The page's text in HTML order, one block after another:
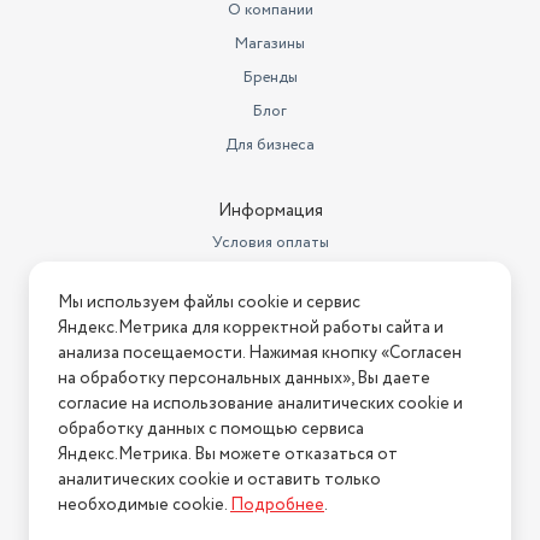
0.468
Высота товара в упаковке, в
0.422
Объем товара в упаковке, в
91.243
Управление
механическое, электронное
Длина сетевого шнура
1.1 м
Цвет товара
черный
Длина
43.6 см
Высота
37 см
О компании
Магазины
Бренды
Блог
Для бизнеса
Информация
Условия оплаты
Условия возврата
Нашли ошибку на сайте? Напишите нам
2026 © Интернет-магазин "АстМаркет". У нас есть всё!
Политика конфиденциальности
Мы используем файлы cookie и сервис
Яндекс.Метрика для корректной работы сайта и
анализа посещаемости. Нажимая кнопку «Согласен
на обработку персональных данных», Вы даете
согласие на использование аналитических cookie и
обработку данных с помощью сервиса
Яндекс.Метрика. Вы можете отказаться от
аналитических cookie и оставить только
необходимые cookie.Подробнее.